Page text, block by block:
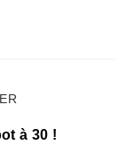
à 30 !